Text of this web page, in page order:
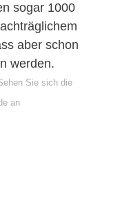
sogar 1000
aber schon
werden.
Sie sich die
an